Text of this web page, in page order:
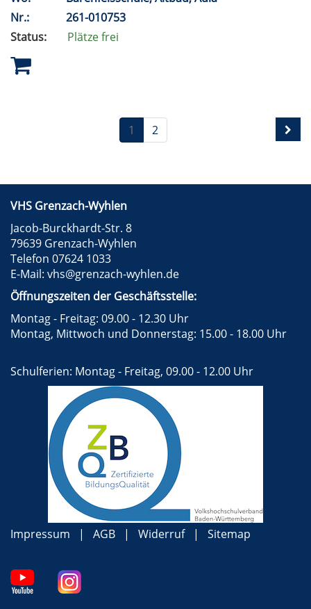
Nr.:
261-010753
Status:
Plätze frei
1 2
VHS Grenzach-Wyhlen
Jacob-Burckhardt-Str. 8
79639 Grenzach-Wyhlen
Telefon 07624 1033
E-Mail: vhs@grenzach-wyhlen.de
Öffnungszeiten der Geschäftsstelle:
Montag - Freitag: 09.00 - 12.30 Uhr
Montag, Mittwoch und Donnerstag: 15.00 - 18.00 Uhr
Schulferien: Montag - Freitag, 09.00 - 12.00 Uhr
Impressum AGB Widerruf Sitemap